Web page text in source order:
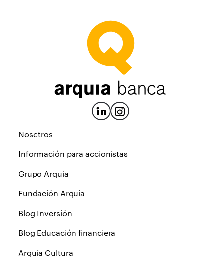
Nosotros
Información para accionistas
Grupo Arquia
Fundación Arquia
Blog Inversión
Blog Educación financiera
Arquia Cultura